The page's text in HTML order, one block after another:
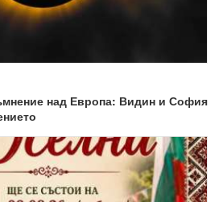
над Европа: Видин и София